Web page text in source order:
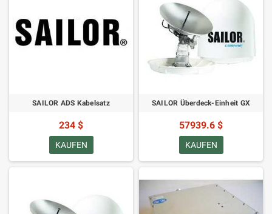
SAILOR ADS Kabelsatz
234 $
KAUFEN
SAILOR Überdeck-Einheit GX
57939.6 $
KAUFEN